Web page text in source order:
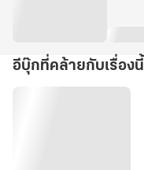
อีบุ๊กที่คล้ายกับเรื่องนี้